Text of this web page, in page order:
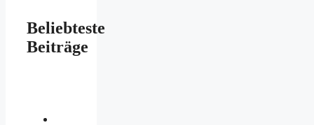
Beliebteste
Beiträge